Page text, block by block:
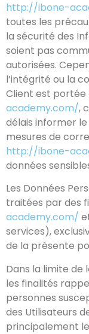
http://ibone-
toutes les
la sécurité des
soient pas
autorisées.
l’intégrité ou la
Client est portée
academy.com/,
délais informer
mesures de
http://ibone-
données
Les Données
traitées par des
academy.com/
services),
de la présente
Dans la limite
les finalités
personnes
des Utilisateurs
principalement